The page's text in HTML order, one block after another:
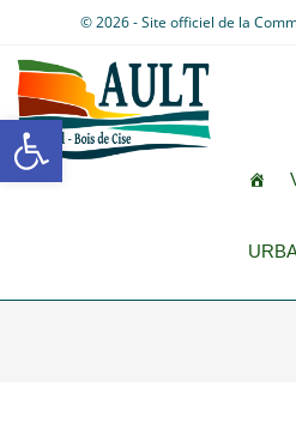
Ouvrir la barre
© 2026 - Site officiel de la